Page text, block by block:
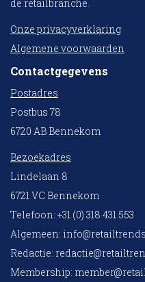
de retailbranche.
Onze privacyverklaring
Algemene voorwaarden
Contactgegevens
Postadres
Postbus 78
6720 AB Bennekom
Bezoekadres
Lindelaan 8
6721 VC Bennekom
Telefoon: +31 (0) 318 431 553
Algemeen:
Redactie:
Membership: